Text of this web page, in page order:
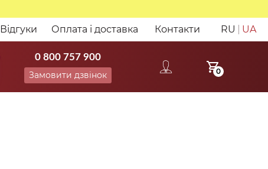
Відгуки Оплата і доставка Контакти RU UA
0 800 757 900
Замовити дзвінок 0